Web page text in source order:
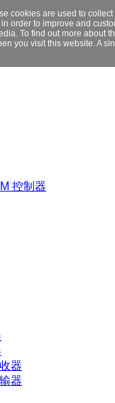
控制器
器
器
cookies are used to
order to improve and
To find out more about
you visit this website. A